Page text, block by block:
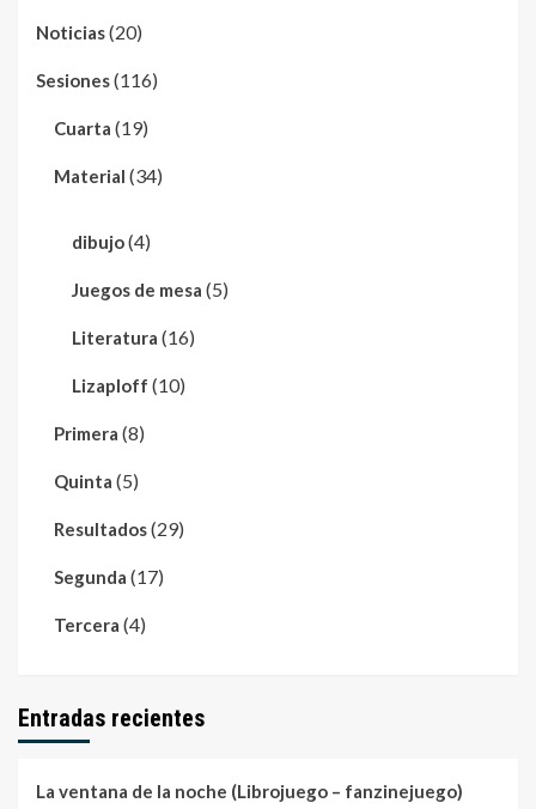
Noticias(20)
Sesiones(116)
Cuarta (19)
Material (34)
dibujo(4)
Juegos de mesa (5)
Literatura (16)
Lizaploff (10)
Primera (8)
Quinta (5)
Resultados(29)
Segunda (17)
Tercera (4)
Entradas recientes
La ventana de la noche (Librojuego – fanzinejuego)